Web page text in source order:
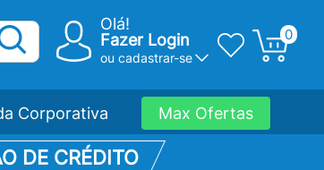
Olá!
Fazer Login
ou cadastrar-se
0
Corporativa Max Ofertas
DE CRÉDITO